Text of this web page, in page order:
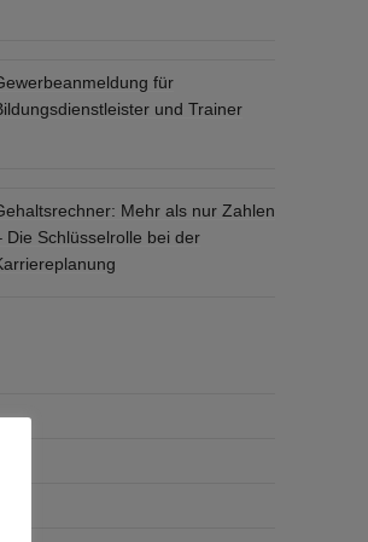
für
und Trainer
Mehr als nur Zahlen
Die Schlüsselrolle bei der